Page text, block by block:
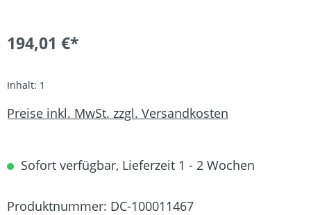
194,01 €*
Inhalt: 1
Preise inkl. MwSt. zzgl. Versandkosten
Sofort verfügbar, Lieferzeit 1 - 2 Wochen
Produktnummer: DC-100011467